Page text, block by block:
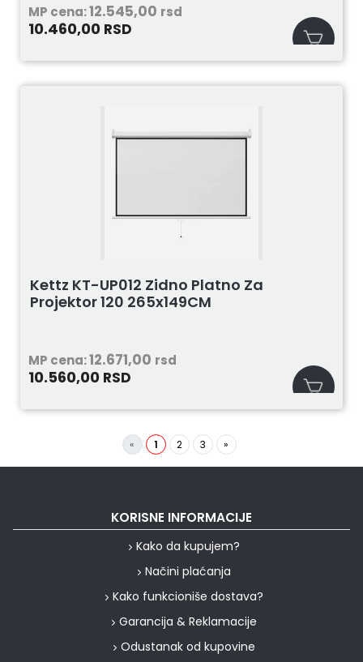
MP cena:12.545,00 rsd
10.460,00 RSD
Kettz KT-UP012 Zidno Platno Za
Projektor 120 265x149CM
MP cena:12.671,00 rsd
10.560,00 RSD
« 1 2 3 »
KORISNE INFORMACIJE
Kako da kupujem?
Načini plaćanja
Kako funkcioniše dostava?
Garancija & Reklamacije
Odustanak od kupovine